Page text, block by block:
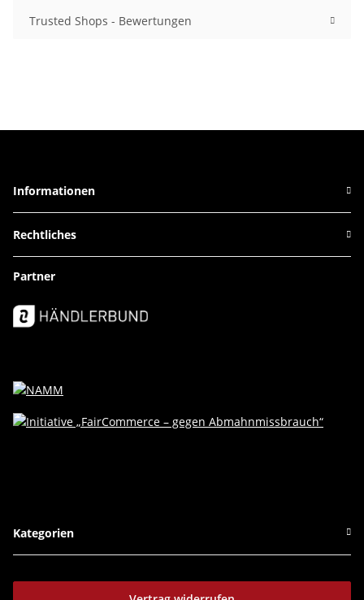
Trusted Shops - Bewertungen
Informationen
Rechtliches
Partner
Kategorien